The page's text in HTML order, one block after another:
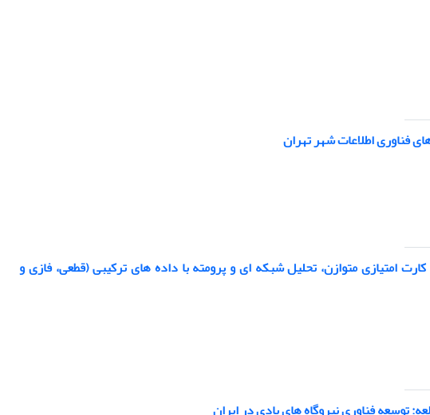
فناوری اطلاعات شهر تهران
امتیازی متوازن، تحلیل شبکه ای و پرومته با داده های ترکیبی (قطعی، فازی و